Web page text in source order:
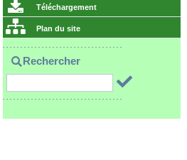
Téléchargement
Plan du site
Rechercher